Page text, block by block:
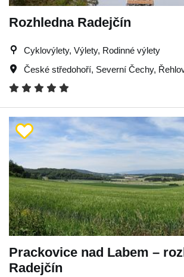
Rozhledna Radejčín
Cyklovýlety, Výlety, Rodinné výlety
České středohoří, Severní Čechy,
Prackovice nad Labem –
Radejčín